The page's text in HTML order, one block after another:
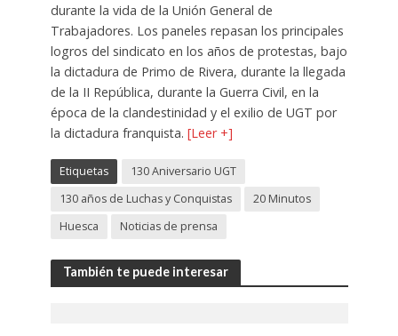
durante la vida de la Unión General de
Trabajadores. Los paneles repasan los principales
logros del sindicato en los años de protestas, bajo
la dictadura de Primo de Rivera, durante la llegada
de la II República, durante la Guerra Civil, en la
época de la clandestinidad y el exilio de UGT por
la dictadura franquista. [Leer +]
Etiquetas
130 Aniversario UGT
130 años de Luchas y Conquistas
20 Minutos
Huesca
Noticias de prensa
También te puede interesar